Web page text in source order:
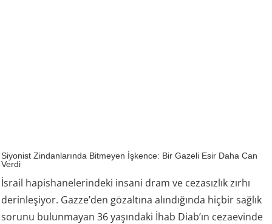
Siyonist Zindanlarında Bitmeyen İşkence: Bir Gazeli Esir Daha Can
Verdi
İsrail hapishanelerindeki insani dram ve cezasızlık zırhı
derinleşiyor. Gazze’den gözaltına alındığında hiçbir sağlık
sorunu bulunmayan 36 yaşındaki İhab Diab’ın cezaevinde